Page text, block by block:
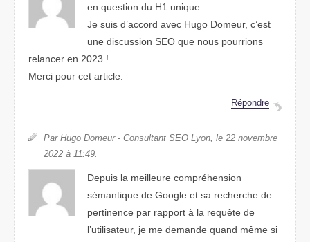
en question du H1 unique.
Je suis d’accord avec Hugo Domeur, c’est
une discussion SEO que nous pourrions
relancer en 2023 !
Merci pour cet article.
Répondre
Par Hugo Domeur - Consultant SEO Lyon, le 22 novembre
2022 à 11:49.
Depuis la meilleure compréhension
sémantique de Google et sa recherche de
pertinence par rapport à la requête de
l’utilisateur, je me demande quand même si